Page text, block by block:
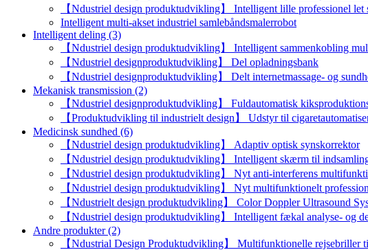
【Ndustriel design produktudvikling】 Intelligent lille professionel let
Intelligent multi-akset industriel samlebåndsmalerrobot
Intelligent deling (3)
【Ndustriel design produktudvikling】 Intelligent sammenkobling
【Ndustriel designproduktudvikling】 Del opladningsbank
【Ndustriel designproduktudvikling】 Delt internetmassage- og
Mekanisk transmission (2)
【Ndustriel designproduktudvikling】 Fuldautomatisk
【Produktudvikling til industrielt design】 Udstyr til
Medicinsk sundhed (6)
【Ndustriel design produktudvikling】 Adaptiv optisk synskorrektor
【Ndustriel design produktudvikling】 Intelligent skærm til
【Ndustriel design produktudvikling】 Nyt anti-interferens
【Ndustriel design produktudvikling】 Nyt multifunktionelt
【Ndustrielt design produktudvikling】 Color Doppler Ultrasound
【Ndustriel design produktudvikling】 Intelligent fækal analyse- og
Andre produkter (2)
【Ndustrial Design Produktudvikling】 Multifunktionelle rejsebriller